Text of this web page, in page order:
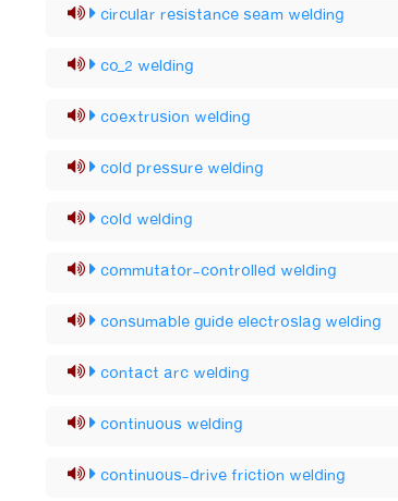
circular resistance seam welding
co_2 welding
coextrusion welding
cold pressure welding
cold welding
commutator-controlled welding
consumable guide electroslag welding
contact arc welding
continuous welding
continuous-drive friction welding